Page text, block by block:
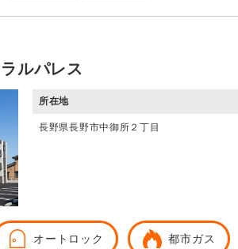
ルパレス
所在地
長野県長野市中御所２丁目
オートロック 都市ガス